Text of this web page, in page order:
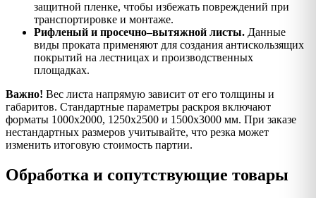
защитной пленке, чтобы избежать повреждений при
транспортировке и монтаже.
Рифленый и просечно–вытяжной листы. Данные
виды проката применяют для создания антискользящих
покрытий на лестницах и производственных
площадках.
Важно! Вес листа напрямую зависит от его толщины и
габаритов. Стандартные параметры раскроя включают
форматы 1000х2000, 1250х2500 и 1500х3000 мм. При заказе
нестандартных размеров учитывайте, что резка может
изменить итоговую стоимость партии.
Обработка и сопутствующие товары